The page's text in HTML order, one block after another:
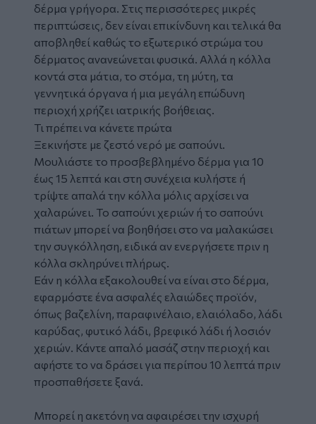
δέρμα γρήγορα. Στις περισσότερες μικρές
περιπτώσεις, δεν είναι επικίνδυνη και τελικά θα
αποβληθεί καθώς το εξωτερικό στρώμα του
δέρματος ανανεώνεται φυσικά. Αλλά η κόλλα
κοντά στα μάτια, το στόμα, τη μύτη, τα
γεννητικά όργανα ή μια μεγάλη επώδυνη
περιοχή χρήζει ιατρικής βοήθειας.
Τι πρέπει να κάνετε πρώτα
Ξεκινήστε με ζεστό νερό με σαπούνι.
Μουλιάστε το προσβεβλημένο δέρμα για 10
έως 15 λεπτά και στη συνέχεια κυλήστε ή
τρίψτε απαλά την κόλλα μόλις αρχίσει να
χαλαρώνει. Το σαπούνι χεριών ή το σαπούνι
πιάτων μπορεί να βοηθήσει στο να μαλακώσει
την συγκόλληση, ειδικά αν ενεργήσετε πριν η
κόλλα σκληρύνει πλήρως.
Εάν η κόλλα εξακολουθεί να είναι στο δέρμα,
εφαρμόστε ένα ασφαλές ελαιώδες προϊόν,
όπως βαζελίνη, παραφινέλαιο, ελαιόλαδο, λάδι
καρύδας, φυτικό λάδι, βρεφικό λάδι ή λοσιόν
χεριών. Κάντε απαλό μασάζ στην περιοχή και
αφήστε το να δράσει για περίπου 10 λεπτά πριν
προσπαθήσετε ξανά.
Μπορεί η ακετόνη να αφαιρέσει την ισχυρή